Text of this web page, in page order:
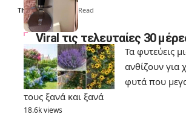
Thali Ombre 6 Min Read
Viral τις τελευταίες 30
Τα φυτεύεις
ανθίζουν για
φυτά που
τους ξανά και ξανά
18.6k views